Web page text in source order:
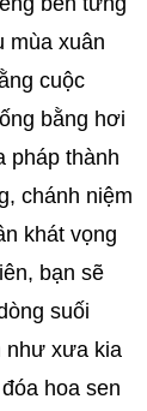
mùa xuân
cuộc
bằng hơi
pháp thành
chánh niệm
khát vọng
bạn sẽ
suối
như xưa kia
hoa sen